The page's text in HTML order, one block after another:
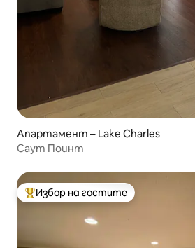
Апартамент – Lake Charles
Саут Поинт
Най-популярен избор на гостите
Избор на гостите